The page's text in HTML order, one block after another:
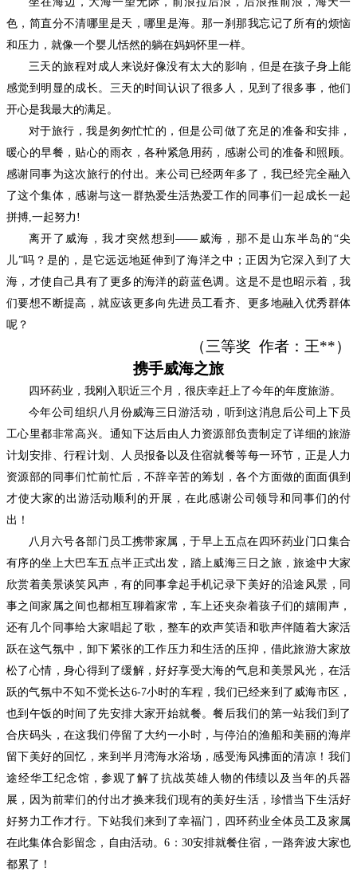
色，简直分不清哪里是天，哪里是海。那一刹那我忘记了所有的烦恼
和压力，就像一个婴儿恬然的躺在妈妈怀里一样。
三天的旅程对成人来说好像没有太大的影响，但是在孩子身上能
感觉到明显的成长。三天的时间认识了很多人，见到了很多事，他们
开心是我最大的满足。
对于旅行，我是匆匆忙忙的，但是公司做了充足的准备和安排，
暖心的早餐，贴心的雨衣，各种紧急用药，感谢公司的准备和照顾。
感谢同事为这次旅行的付出。来公司已经两年多了，我已经完全融入
了这个集体，感谢与这一群热爱生活热爱工作的同事们一起成长一起
拼搏,一起努力!
离开了威海，我才突然想到——威海，那不是山东半岛的“尖
儿”吗？是的，是它远远地延伸到了海洋之中；正因为它深入到了大
海，才使自己具有了更多的海洋的蔚蓝色调。这是不是也昭示着，我
们要想不断提高，就应该更多向先进员工看齐、更多地融入优秀群体
呢？
（三等奖 作者： 王**）
携手威海之旅
四环药业，我刚入职近三个月，很庆幸赶上了今年的年度旅游。
今年公司组织八月份威海三日游活动，听到这消息后公司上下员
工心里都非常高兴。通知下达后由人力资源部负责制定了详细的旅游
计划安排、行程计划、人员报备以及住宿就餐等每一环节，正是人力
资源部的同事们忙前忙后，不辞辛苦的筹划，各个方面做的面面俱到
才使大家的出游活动顺利的开展，在此感谢公司领导和同事们的付
出！
八月六号各部门员工携带家属，于早上五点在四环药业门口集合
有序的坐上大巴车五点半正式出发，踏上威海三日之旅，旅途中大家
欣赏着美景谈笑风声，有的同事拿起手机记录下美好的沿途风景，同
事之间家属之间也都相互聊着家常，车上还夹杂着孩子们的嬉闹声，
还有几个同事给大家唱起了歌，整车的欢声笑语和歌声伴随着大家活
跃在这气氛中，卸下紧张的工作压力和生活的压抑，借此旅游大家放
松了心情，身心得到了缓解，好好享受大海的气息和美景风光，在活
跃的气氛中不知不觉长达6-7小时的车程，我们已经来到了威海市区，
也到午饭的时间了先安排大家开始就餐。餐后我们的第一站我们到了
合庆码头，在这我们停留了大约一小时，与停泊的渔船和美丽的海岸
留下美好的回忆，来到半月湾海水浴场，感受海风拂面的清凉！我们
途经华工纪念馆，参观了解了抗战英雄人物的伟绩以及当年的兵器
展，因为前辈们的付出才换来我们现有的美好生活，珍惜当下生活好
好努力工作才行。下站我们来到了幸福门，四环药业全体员工及家属
在此集体合影留念，自由活动。6：30安排就餐住宿，一路奔波大家也
都累了！